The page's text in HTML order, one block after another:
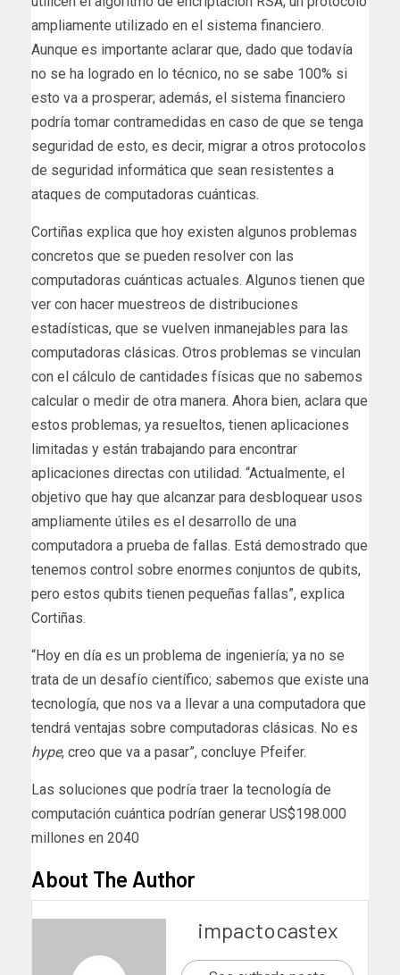
ampliamente utilizado en el sistema financiero.
Aunque es importante aclarar que, dado que todavía
no se ha logrado en lo técnico, no se sabe 100% si
esto va a prosperar; además, el sistema financiero
podría tomar contramedidas en caso de que se tenga
seguridad de esto, es decir, migrar a otros protocolos
de seguridad informática que sean resistentes a
ataques de computadoras cuánticas.
Cortiñas explica que hoy existen algunos problemas
concretos que se pueden resolver con las
computadoras cuánticas actuales. Algunos tienen que
ver con hacer muestreos de distribuciones
estadísticas, que se vuelven inmanejables para las
computadoras clásicas. Otros problemas se vinculan
con el cálculo de cantidades físicas que no sabemos
calcular o medir de otra manera. Ahora bien, aclara que
estos problemas, ya resueltos, tienen aplicaciones
limitadas y están trabajando para encontrar
aplicaciones directas con utilidad. “Actualmente, el
objetivo que hay que alcanzar para desbloquear usos
ampliamente útiles es el desarrollo de una
computadora a prueba de fallas. Está demostrado que
tenemos control sobre enormes conjuntos de qubits,
pero estos qubits tienen pequeñas fallas”, explica
Cortiñas.
“Hoy en día es un problema de ingeniería; ya no se
trata de un desafío científico; sabemos que existe una
tecnología, que nos va a llevar a una computadora que
tendrá ventajas sobre computadoras clásicas. No es
hype, creo que va a pasar”, concluye Pfeifer.
​Las soluciones que podría traer la tecnología de
computación cuántica podrían generar US$198.000
millones en 2040
About The Author
impactocastex